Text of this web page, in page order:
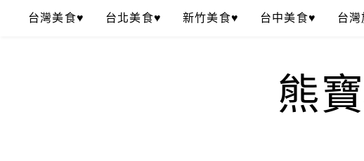
台灣美食♥ 台北美食♥ 新竹美食♥ 台中美食♥ 台
熊